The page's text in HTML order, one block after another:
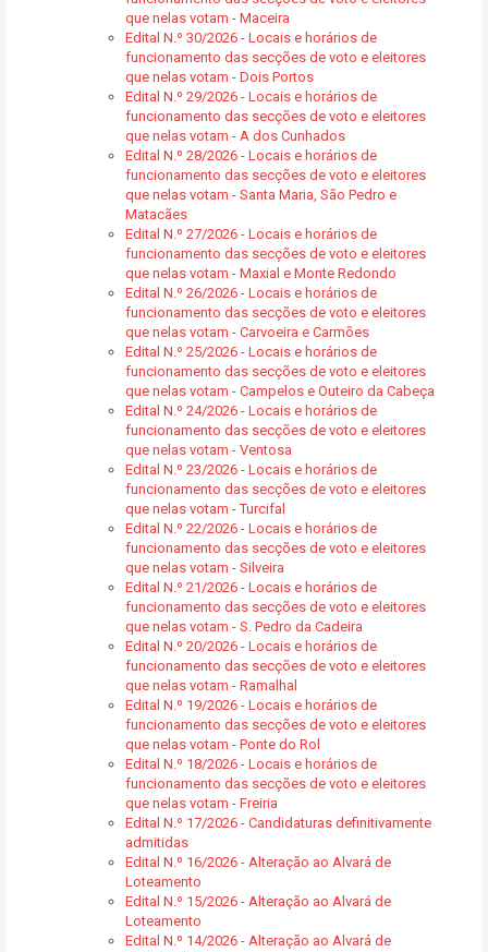
que nelas votam - Maceira
Edital N.º 30/2026 - Locais e horários de
funcionamento das secções de voto e eleitores
que nelas votam - Dois Portos
Edital N.º 29/2026 - Locais e horários de
funcionamento das secções de voto e eleitores
que nelas votam - A dos Cunhados
Edital N.º 28/2026 - Locais e horários de
funcionamento das secções de voto e eleitores
que nelas votam - Santa Maria, São Pedro e
Matacães
Edital N.º 27/2026 - Locais e horários de
funcionamento das secções de voto e eleitores
que nelas votam - Maxial e Monte Redondo
Edital N.º 26/2026 - Locais e horários de
funcionamento das secções de voto e eleitores
que nelas votam - Carvoeira e Carmões
Edital N.º 25/2026 - Locais e horários de
funcionamento das secções de voto e eleitores
que nelas votam - Campelos e Outeiro da Cabeça
Edital N.º 24/2026 - Locais e horários de
funcionamento das secções de voto e eleitores
que nelas votam - Ventosa
Edital N.º 23/2026 - Locais e horários de
funcionamento das secções de voto e eleitores
que nelas votam - Turcifal
Edital N.º 22/2026 - Locais e horários de
funcionamento das secções de voto e eleitores
que nelas votam - Silveira
Edital N.º 21/2026 - Locais e horários de
funcionamento das secções de voto e eleitores
que nelas votam - S. Pedro da Cadeira
Edital N.º 20/2026 - Locais e horários de
funcionamento das secções de voto e eleitores
que nelas votam - Ramalhal
Edital N.º 19/2026 - Locais e horários de
funcionamento das secções de voto e eleitores
que nelas votam - Ponte do Rol
Edital N.º 18/2026 - Locais e horários de
funcionamento das secções de voto e eleitores
que nelas votam - Freiria
Edital N.º 17/2026 - Candidaturas definitivamente
admitidas
Edital N.º 16/2026 - Alteração ao Alvará de
Loteamento
Edital N.º 15/2026 - Alteração ao Alvará de
Loteamento
Edital N.º 14/2026 - Alteração ao Alvará de